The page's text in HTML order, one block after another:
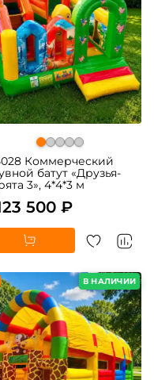
Коммерческий
батут «Друзья-
3», 4*4*3 м
500 ₽
В НАЛИЧИИ